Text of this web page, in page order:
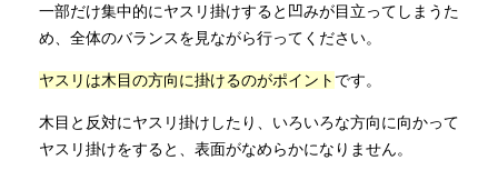
一部だけ集中的にヤスリ掛けすると凹みが目立ってしまうた
め、全体のバランスを見ながら行ってください。
ヤスリは木目の方向に掛けるのがポイント です。
木目と反対にヤスリ掛けしたり、いろいろな方向に向かって
ヤスリ掛けをすると、表面がなめらかになりません。